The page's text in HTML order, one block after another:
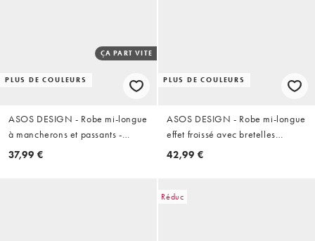
PLUS DE COULEURS
ÇA PART VITE
ASOS DESIGN - Robe mi-longue
à mancherons et passants -
Chocolat
37,99 €
PLUS DE COULEURS
ASOS DESIGN - Robe mi-longue
effet froissé avec bretelles
croisées dans le dos - Chocolat
42,99 €
Réduc